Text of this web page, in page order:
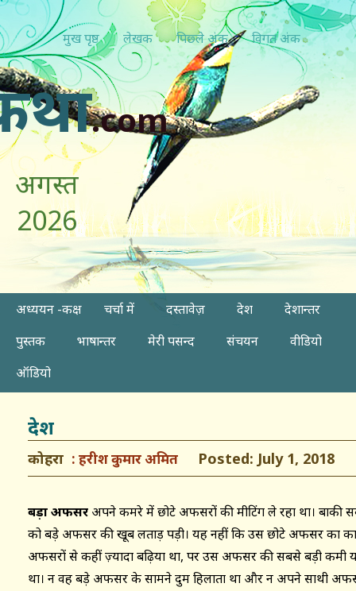
मुख पृष्ठ लेखक पिछ्ले अंक विगत अंक
.com
अगस्त
2026
अध्ययन -कक्ष चर्चा में दस्तावेज़ देश
देशान्तर
पुस्तक
भाषान्तर मेरी पसन्द संचयन
वीडियो
ऑडियो
देश
कोहरा हरीश कुमार अमित Posted: July 1, 2018
बड़ा अफसर अपने कमरे में छोटे अफसरों की मीटिंग ले रहा था।
को बड़े अफसर की खूब लताड़ पड़ी। यह नहीं कि उस छोटे अफसर का
अफसरों से कहीं ज़्यादा बढ़िया था, पर उस अफसर की सबसे बड़ी कमी
था। न वह बड़े अफसर के सामने दुम हिलाता था और न अपने साथी